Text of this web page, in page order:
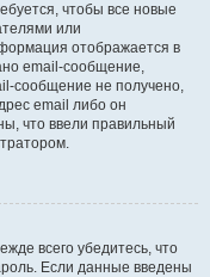
чтобы все новые
или
отображается в
email-сообщение,
сообщение не получено,
email либо он
что ввели правильный
всего убедитесь, что
Если данные введены